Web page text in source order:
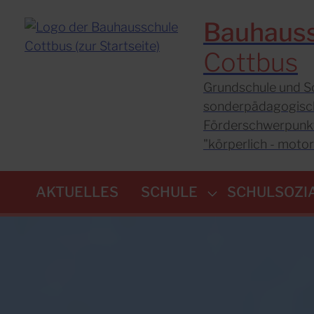
Cottbus
Grundschule und
"körperlich -
AKTUELLES SCHULE